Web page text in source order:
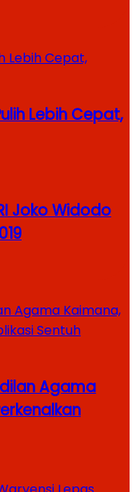
Lebih Cepat,
Joko Widodo
Agama